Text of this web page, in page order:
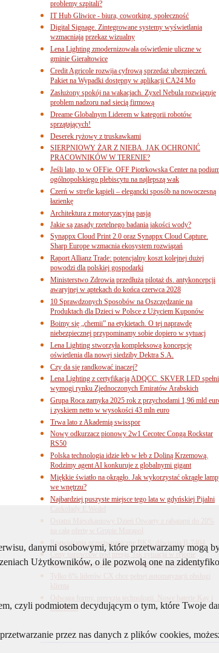
problemy szpitali?
IT Hub Gliwice - biura, coworking, społeczność
Digital Signage. Zintegrowane systemy wyświetlania
wzmacniają przekaz wizualny
Lena Lighting zmodernizowała oświetlenie uliczne w
gminie Gierałtowice
Credit Agricole rozwija cyfrową sprzedaż ubezpieczeń.
Pakiet na Wypadki dostępny w aplikacji CA24 Mo
Zasłużony spokój na wakacjach. Zyxel Nebula rozwiązuje
problem nadzoru nad siecią firmową
Dreame Globalnym Liderem w kategorii robotów
sprzątających!
Deserek ryżowy z truskawkami
SIERPNIOWY ŻAR Z NIEBA. JAK OCHRONIĆ
PRACOWNIKÓW W TERENIE?
Jeśli lato, to w OFFie. OFF Piotrkowska Center na
ogólnopolskiego plebiscytu na najlepszą wak
Czerń w strefie kąpieli – elegancki sposób na nowoczesną
łazienkę
Architektura z motoryzacyjną pasją
Jakie są zasady rzetelnego badania jakości wody?
Synappx Cloud Print 2.0 oraz Synappx Cloud Capture.
Sharp Europe wzmacnia ekosystem rozwiązań
Raport Allianz Trade: potencjalny koszt kolejnej dużej
powodzi dla polskiej gospodarki
Ministerstwo Zdrowia przedłuża pilotaż ds. antykoncepcji
awaryjnej w aptekach do końca czerwca 2028
10 Sprawdzonych Sposobów na Oszczędzanie na
Produktach dla Dzieci w Polsce z Użyciem Kuponów
Boimy się „chemii” na etykietach. O tej naprawdę
niebezpiecznej przypominamy sobie dopiero w sytuacj
Lena Lighting stworzyła kompleksową koncepcję
oświetlenia dla nowej siedziby Dektra S.A.
Czy da się randkować inaczej?
Lena Lighting z certyfikacją ADQCC. SKVER LED
wymogi rynku Zjednoczonych Emiratów Arabskich
Grupa Roca zamyka 2025 rok z przychodami 1,96 mld
i zyskiem netto w wysokości 43 mln euro
Trwa lato z Akademią swisspor
Nowy odkurzacz pionowy 2w1 Cecotec Conga Rockstar
RS50
Polska technologia idzie łeb w łeb z Doliną Krzemową.
Rodzimy agent AI konkuruje z globalnymi gigant
Miękkie światło na okrągło. Jak wykorzystać okrągłe
we wnętrzu?
Najbardziej puszyste miejsce tego lata w gdyńskiej Pijalni
Czekolady E.Wedel
Ostatni Mieszkaniowy Dzień Otwarty z rabatami do 20%
na całą ofertę w Grupie Murapol
Rozwiązania przeciwpaniczne BKS: dźwignia B-7404
Ceny surowców pod presją. Jak sytuacja w rejonie
Cieśniny Ormuz wpływa na branżę chemii budowlanej?
Tylko 6% liderów CX chce pełnej automatyzacji obsługi
klienta
Odwaga formy, precyzja technologii. Nowe baterie Kay i
L20 Roca
danymi osobowymi, które przetwarzamy mogą
Użytkowników, o ile pozwolą one na
czyli podmiotem decydującym o tym, które Twoje
przez nas danych z plików cookies,